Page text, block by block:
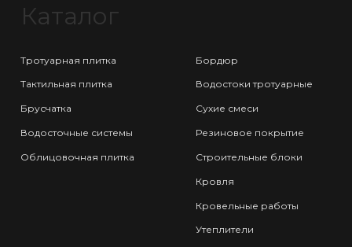
Каталог
Тротуарная плитка
Тактильная плитка
Брусчатка
Водосточные системы
Облицовочная плитка
Бордюр
Водостоки тротуарные
Сухие смеси
Резиновое покрытие
Строительные блоки
Кровля
Кровельные работы
Утеплители